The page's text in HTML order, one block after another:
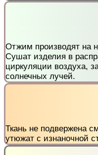
Отжим производят на
Сушат изделия в
циркуляции воздуха,
солнечных лучей.
Ткань не подвержена
утюжат с изнаночной